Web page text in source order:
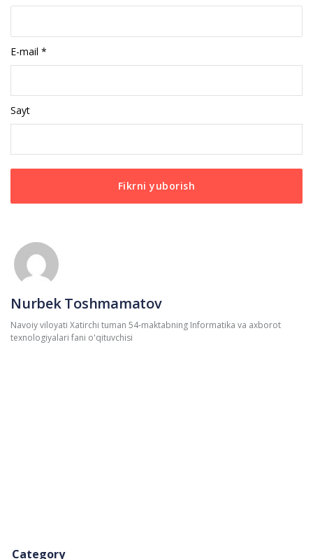
E-mail *
Sayt
Nurbek Toshmamatov
Navoiy viloyati Xatirchi tuman 54-maktabning Informatika va axborot
texnologiyalari fani o'qituvchisi
Category